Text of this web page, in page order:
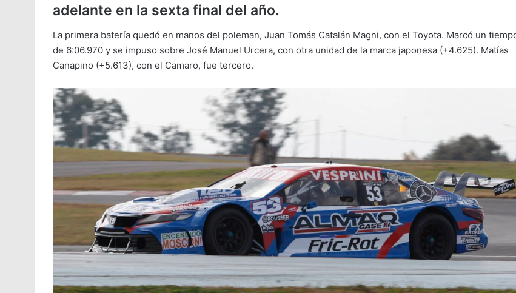
adelante en la sexta final del año.
La primera batería quedó en manos del poleman, Juan Tomás Catalán Magni, con el Toyota. Marcó un
de 6:06.970 y se impuso sobre José Manuel Urcera, con otra unidad de la marca japonesa (+4.625). Matías
Canapino (+5.613), con el Camaro, fue tercero.